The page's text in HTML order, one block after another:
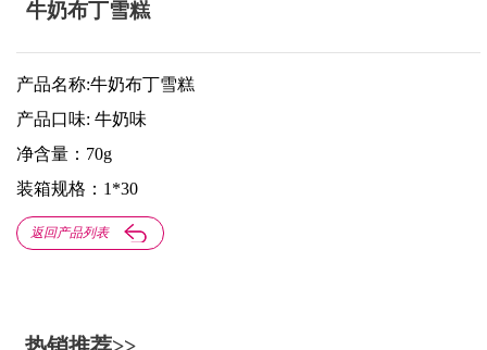
牛奶布丁雪糕
产品名称:牛奶布丁雪糕
产品口味: 牛奶味
净含量：70g
装箱规格：1*30
返回产品列表